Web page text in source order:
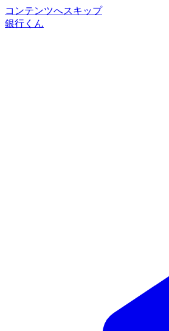
コンテンツへスキップ
銀行くん